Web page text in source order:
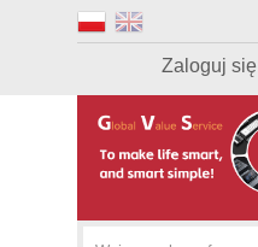
Zaloguj się